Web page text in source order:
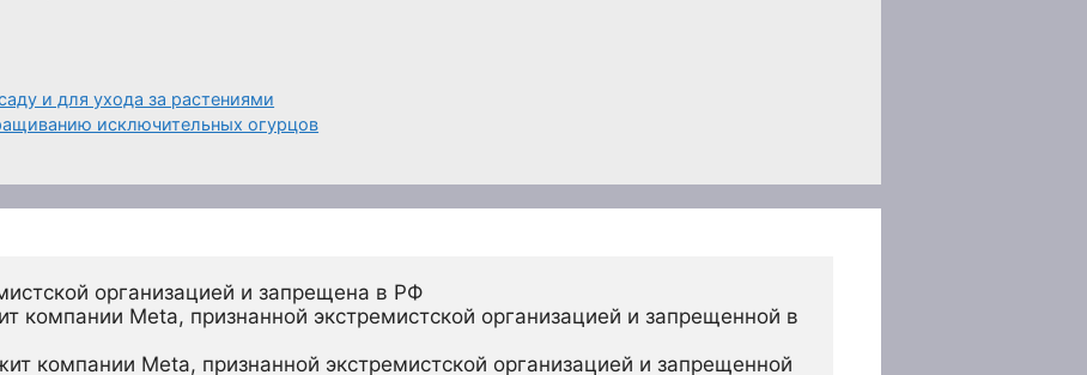
и для ухода за растениями
исключительных огурцов
организацией и запрещена в РФ
компании Meta, признанной экстремистской организацией и запрещенной в
компании Meta, признанной экстремистской организацией и запрещенной